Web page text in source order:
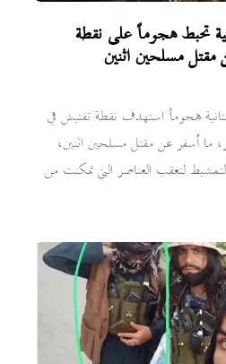
تحبط هجوماً على نقطة
مقتل مسلحين اثنين
هجوماً استهدف نقطة تفتيش في
ما أسفر عن مقتل مسلحين اثنين،
لتعقب العناصر التي تمكنت من